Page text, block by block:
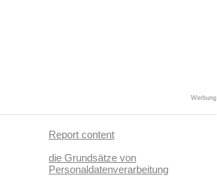
Werbung
Report content
die Grundsätze von
Personaldatenverarbeitung